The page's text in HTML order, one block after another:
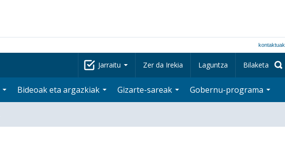
kontaktuak
Jarraitu Zer da Irekia Laguntza Bilaketa
Bideoak eta argazkiak Gizarte-sareak Gobernu-programa